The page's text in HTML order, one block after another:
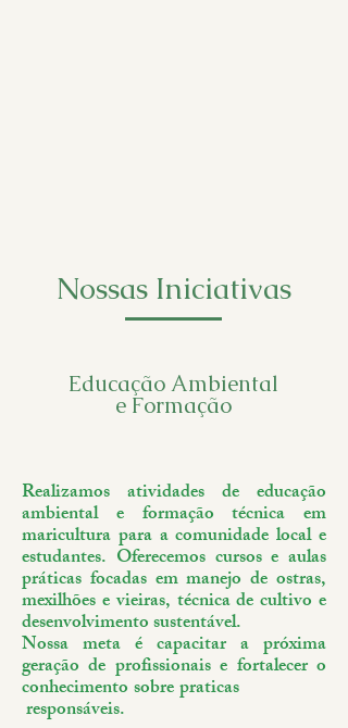
Nossas Iniciativas
Educação Ambiental
e Formação
Realizamos atividades de educação
ambiental e formação técnica em
maricultura para a comunidade local e
estudantes. Oferecemos cursos e aulas
práticas focadas em manejo de ostras,
mexilhões e vieiras, técnica de cultivo e
desenvolvimento sustentável.
Nossa meta é capacitar a próxima
geração de profissionais e fortalecer o
conhecimento sobre praticas
responsáveis.